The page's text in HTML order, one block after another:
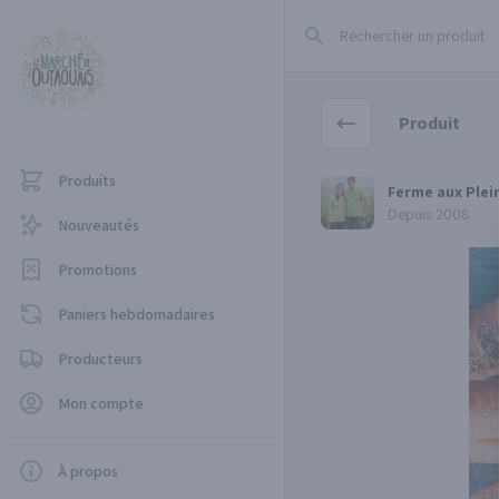
Produits
Nouveautés
Promotions
Paniers hebdomadaires
Producteurs
Mon compte
À propos
Produit
Ferme aux Pleines
Ferme aux
Depuis 2008